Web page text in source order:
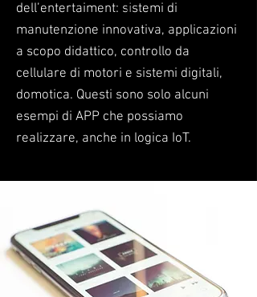
dell’entertaiment: sistemi di
manutenzione innovativa, applicazioni
a scopo didattico, controllo da
cellulare di motori e sistemi digitali,
domotica. Questi sono solo alcuni
esempi di APP che possiamo
realizzare, anche in logica IoT.